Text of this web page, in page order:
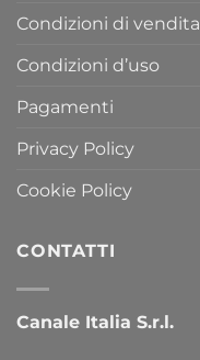
Condizioni di vendita
Condizioni d’uso
Pagamenti
Privacy Policy
Cookie Policy
CONTATTI
Canale Italia S.r.l.